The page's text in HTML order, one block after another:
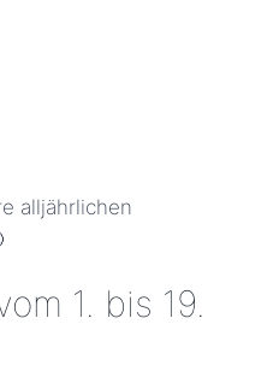
alljährlichen
1. bis 19.